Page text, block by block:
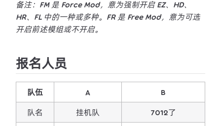
备注：FM 是 Force Mod，意为强制开启 EZ、HD、
HR、FL 中的一种或多种。FR 是 Free Mod，意为可选
开启前述模组或不开启。
报名人员
队伍 A B
队名 挂机队 7012了